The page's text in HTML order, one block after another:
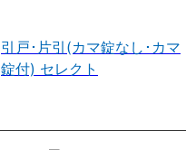
引戸･片引(カマ錠なし･カマ
錠付) セレクト